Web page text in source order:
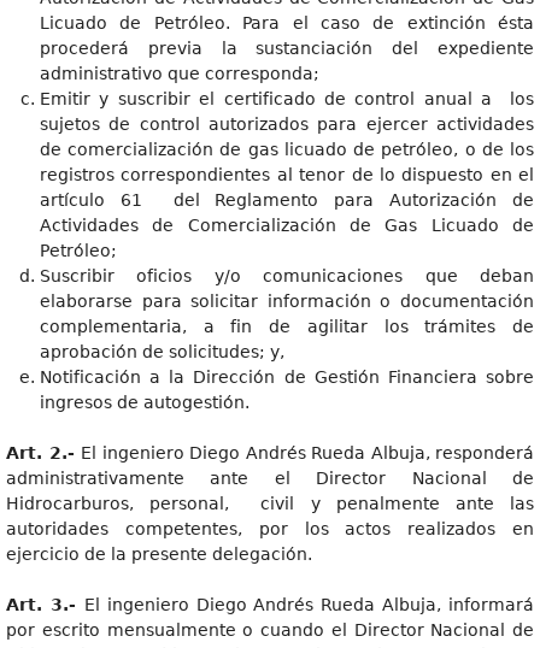
Licuado de Petróleo. Para el caso de extinción ésta
procederá previa la sustanciación del expediente
administrativo que corresponda;
Emitir y suscribir el certificado de control anual a los
sujetos de control autorizados para ejercer actividades
de comercialización de gas licuado de petróleo, o de los
registros correspondientes al tenor de lo dispuesto en el
artículo 61 del Reglamento para Autorización de
Actividades de Comercialización de Gas Licuado de
Petróleo;
Suscribir oficios y/o comunicaciones que deban
elaborarse para solicitar información o documentación
complementaria, a fin de agilitar los trámites de
aprobación de solicitudes; y,
Notificación a la Dirección de Gestión Financiera sobre
ingresos de autogestión.
Art. 2.- El ingeniero Diego Andrés Rueda Albuja, responderá
administrativamente ante el Director Nacional de
Hidrocarburos, personal, civil y penalmente ante las
autoridades competentes, por los actos realizados en
ejercicio de la presente delegación.
Art. 3.- El ingeniero Diego Andrés Rueda Albuja, informará
por escrito mensualmente o cuando el Director Nacional de